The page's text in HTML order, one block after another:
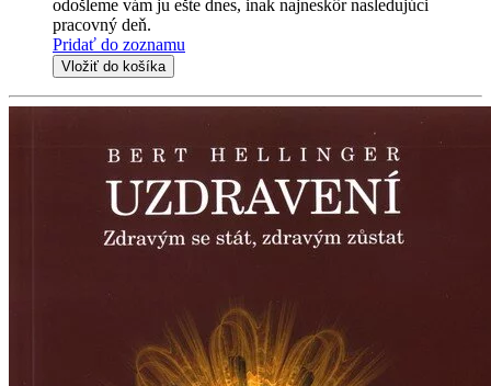
odošleme vám ju ešte dnes, inak najneskôr nasledujúci
pracovný deň.
Pridať do zoznamu
Vložiť do košíka